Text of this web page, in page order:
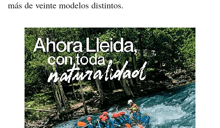
más de veinte modelos distintos.